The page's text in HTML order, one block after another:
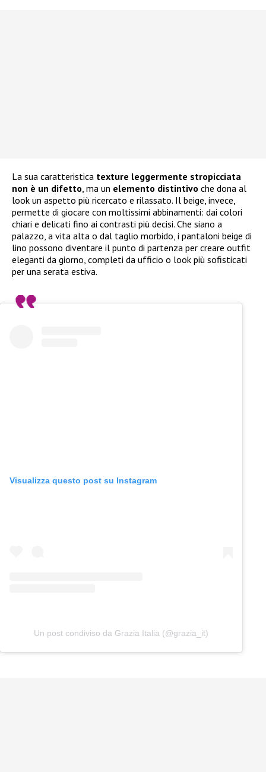
La sua caratteristica texture leggermente stropicciata
non è un difetto, ma un elemento distintivo che dona al
look un aspetto più ricercato e rilassato. Il beige, invece,
permette di giocare con moltissimi abbinamenti: dai colori
chiari e delicati fino ai contrasti più decisi. Che siano a
palazzo, a vita alta o dal taglio morbido, i pantaloni beige di
lino possono diventare il punto di partenza per creare outfit
eleganti da giorno, completi da ufficio o look più sofisticati
per una serata estiva.
Visualizza questo post su Instagram
Un post condiviso da Grazia Italia (@grazia_it)